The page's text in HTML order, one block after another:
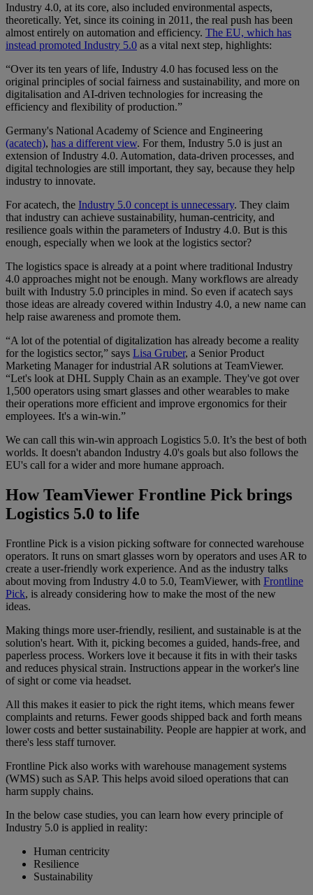
Industry 4.0, at its core, also included environmental aspects,
theoretically. Yet, since its coining in 2011, the real push has been
almost entirely on automation and efficiency. The EU, which has
instead promoted Industry 5.0 as a vital next step, highlights:
“Over its ten years of life, Industry 4.0 has focused less on the
original principles of social fairness and sustainability, and more on
digitalisation and AI-driven technologies for increasing the
efficiency and flexibility of production.”
Germany's National Academy of Science and Engineering
(acatech), has a different view. For them, Industry 5.0 is just an
extension of Industry 4.0. Automation, data-driven processes, and
digital technologies are still important, they say, because they help
industry to innovate.
For acatech, the Industry 5.0 concept is unnecessary. They claim
that industry can achieve sustainability, human-centricity, and
resilience goals within the parameters of Industry 4.0. But is this
enough, especially when we look at the logistics sector?
The logistics space is already at a point where traditional Industry
4.0 approaches might not be enough. Many workflows are already
built with Industry 5.0 principles in mind. So even if acatech says
those ideas are already covered within Industry 4.0, a new name can
help raise awareness and promote them.
“A lot of the potential of digitalization has already become a reality
for the logistics sector,” says Lisa Gruber, a Senior Product
Marketing Manager for industrial AR solutions at TeamViewer.
“Let's look at DHL Supply Chain as an example. They've got over
1,500 operators using smart glasses and other wearables to make
their operations more efficient and improve ergonomics for their
employees. It's a win-win.”
We can call this win-win approach Logistics 5.0. It’s the best of both
worlds. It doesn't abandon Industry 4.0's goals but also follows the
EU's call for a wider and more humane approach.
How TeamViewer Frontline Pick brings
Logistics 5.0 to life
Frontline Pick is a vision picking software for connected warehouse
operators. It runs on smart glasses worn by operators and uses AR to
create a user-friendly work experience. And as the industry talks
about moving from Industry 4.0 to 5.0, TeamViewer, with Frontline
Pick, is already considering how to make the most of the new
ideas.
Making things more user-friendly, resilient, and sustainable is at the
solution's heart. With it, picking becomes a guided, hands-free, and
paperless process. Workers love it because it fits in with their tasks
and reduces physical strain. Instructions appear in the worker's line
of sight or come via headset.
All this makes it easier to pick the right items, which means fewer
complaints and returns. Fewer goods shipped back and forth means
lower costs and better sustainability. People are happier at work, and
there's less staff turnover.
Frontline Pick also works with warehouse management systems
(WMS) such as SAP. This helps avoid siloed operations that can
harm supply chains.
In the below case studies, you can learn how every principle of
Industry 5.0 is applied in reality:
Human centricity
Resilience
Sustainability